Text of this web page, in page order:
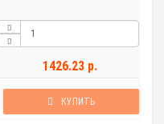
1426.23 р.
КУПИТЬ